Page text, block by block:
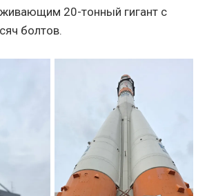
20-тонный гигант с
болтов.